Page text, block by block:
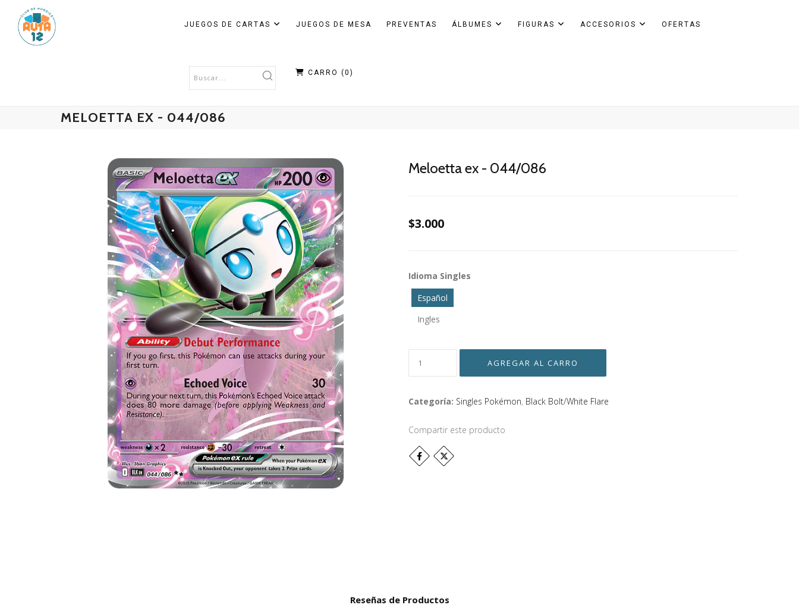
JUEGOS DE CARTAS JUEGOS DE MESA PREVENTAS ÁLBUMES FIGURAS ACCESORIOS OFERTAS
CARRO (0 )
MELOETTA EX - 044/086
Meloetta ex - 044/086
$3.000
Idioma Singles
Español
Ingles
Categoría: Singles Pokémon, Black Bolt/White Flare
Compartir este producto
Reseñas de Productos